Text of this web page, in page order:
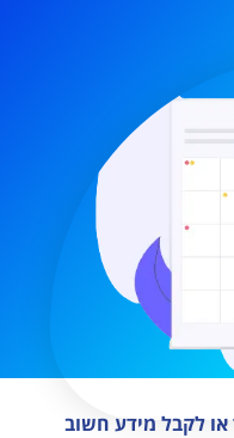
או לקבל מידע חשוב